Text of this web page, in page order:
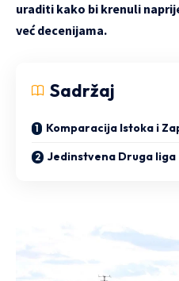
uraditi kako bi krenuli
već decenijama.
Sadržaj
Komparacija Istoka i
Jedinstvena Druga liga